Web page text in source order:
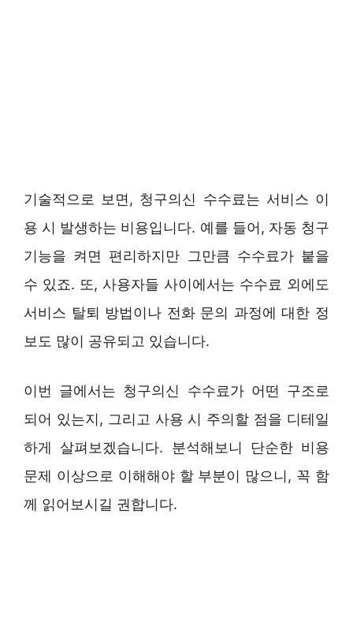
기술적으로 보면, 청구의신 수수료는 서비스 이
용 시 발생하는 비용입니다. 예를 들어, 자동 청구
기능을 켜면 편리하지만 그만큼 수수료가 붙을
수 있죠. 또, 사용자들 사이에서는 수수료 외에도
서비스 탈퇴 방법이나 전화 문의 과정에 대한 정
보도 많이 공유되고 있습니다.
이번 글에서는 청구의신 수수료가 어떤 구조로
되어 있는지, 그리고 사용 시 주의할 점을 디테일
하게 살펴보겠습니다. 분석해보니 단순한 비용
문제 이상으로 이해해야 할 부분이 많으니, 꼭 함
께 읽어보시길 권합니다.